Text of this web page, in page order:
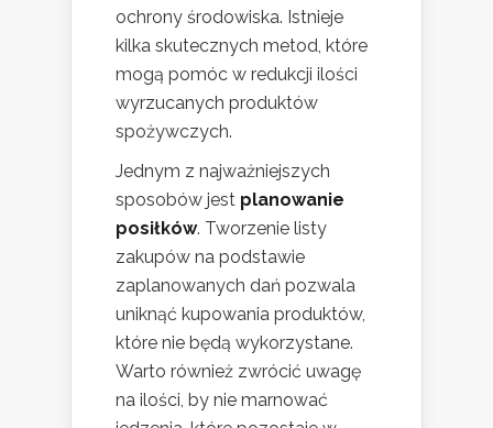
ochrony środowiska. Istnieje
kilka skutecznych metod, które
mogą pomóc w redukcji ilości
wyrzucanych produktów
spożywczych.
Jednym z najważniejszych
sposobów jest planowanie
posiłków. Tworzenie listy
zakupów na podstawie
zaplanowanych dań pozwala
uniknąć kupowania produktów,
które nie będą wykorzystane.
Warto również zwrócić uwagę
na ilości, by nie marnować